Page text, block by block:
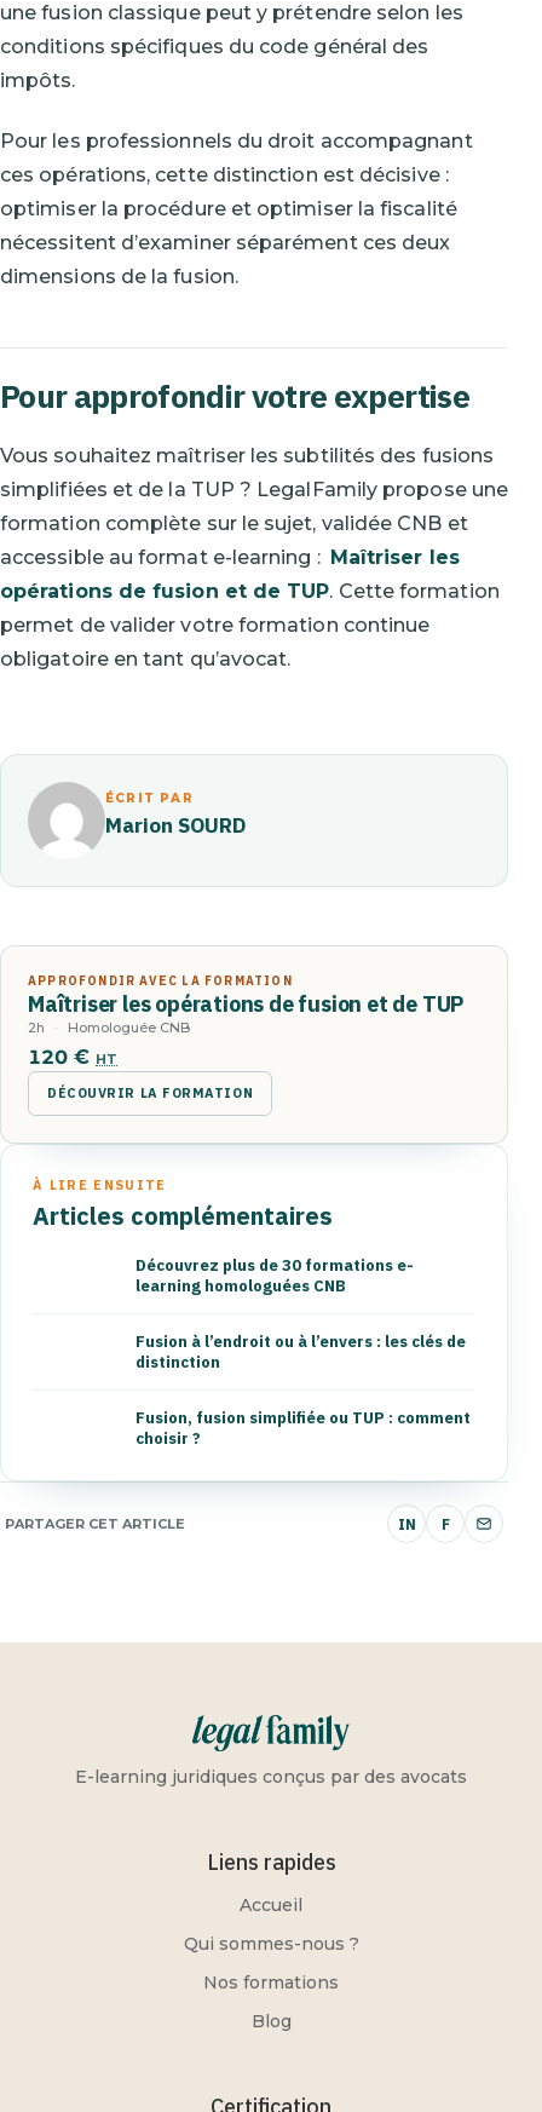
une fusion classique peut y prétendre selon les
conditions spécifiques du code général des
impôts.
Pour les professionnels du droit accompagnant
ces opérations, cette distinction est décisive :
optimiser la procédure et optimiser la fiscalité
nécessitent d’examiner séparément ces deux
dimensions de la fusion.
Pour approfondir votre expertise
Vous souhaitez maîtriser les subtilités des fusions
simplifiées et de la TUP ? LegalFamily propose une
formation complète sur le sujet, validée CNB et
accessible au format e-learning : Maîtriser les
opérations de fusion et de TUP. Cette formation
permet de valider votre formation continue
obligatoire en tant qu’avocat.
ÉCRIT PAR
Marion SOURD
APPROFONDIR AVEC LA FORMATION
Maîtriser les opérations de fusion et de TUP
2h Homologuée CNB
120 € HT
DÉCOUVRIR LA FORMATION
À LIRE ENSUITE
Articles complémentaires
Découvrez plus de 30 formations e-
learning homologuées CNB
Fusion à l’endroit ou à l’envers : les clés de
distinction
Fusion, fusion simplifiée ou TUP : comment
choisir ?
PARTAGER CET ARTICLE IN F
E-learning juridiques conçus par des avocats
Liens rapides
Accueil
Qui sommes-nous ?
Nos formations
Blog
Certification